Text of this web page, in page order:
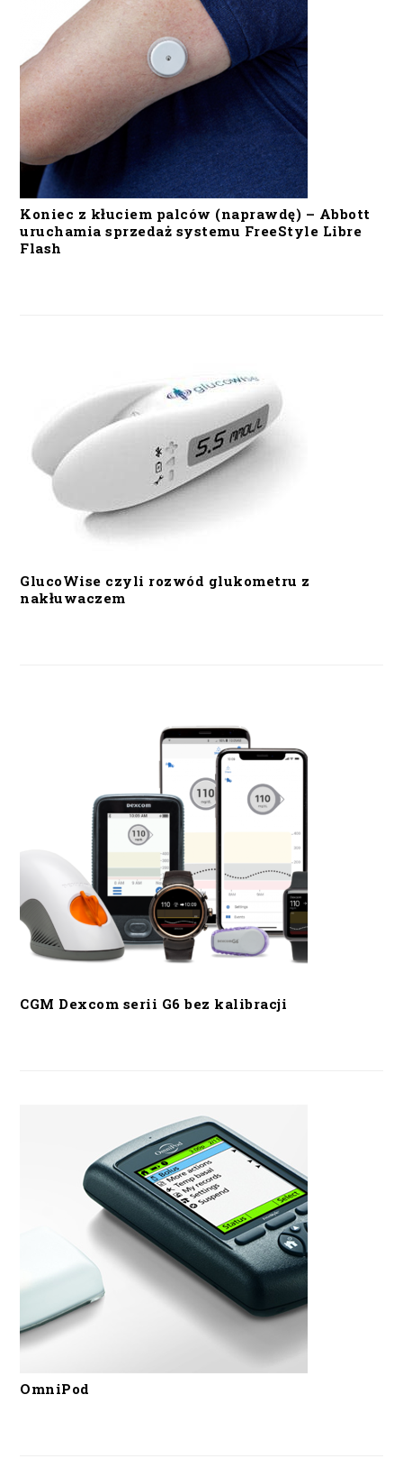
Koniec z kłuciem palców (naprawdę) – Abbott
uruchamia sprzedaż systemu FreeStyle Libre
Flash
GlucoWise czyli rozwód glukometru z
nakłuwaczem
CGM Dexcom serii G6 bez kalibracji
OmniPod